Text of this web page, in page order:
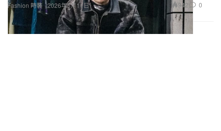
Fashion 時裝 2026年5月11日 942 0